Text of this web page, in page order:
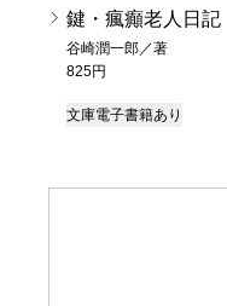
鍵・瘋癲老人日記
谷崎潤一郎／著
825円
文庫電子書籍あり